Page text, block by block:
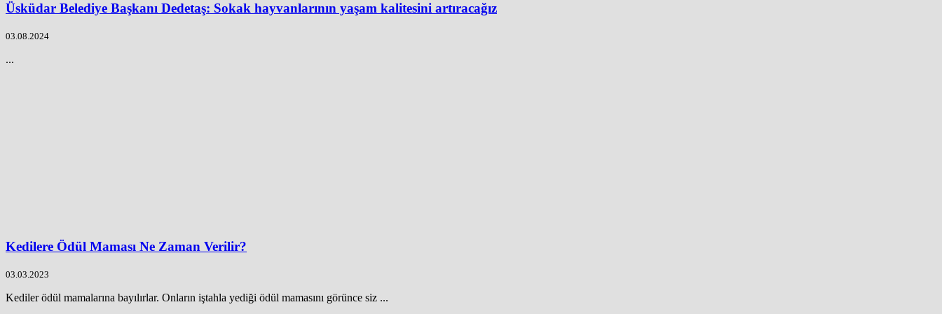
Üsküdar Belediye Başkanı Dedetaş: Sokak hayvanlarının yaşam kalitesini artıracağız
03.08.2024
...
Kedilere Ödül Maması Ne Zaman Verilir?
03.03.2023
Kediler ödül mamalarına bayılırlar. Onların iştahla yediği ödül mamasını görünce siz ...